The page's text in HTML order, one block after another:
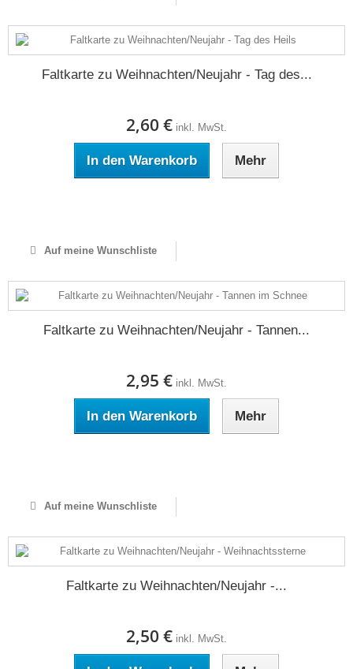
Faltkarte zu Weihnachten/Neujahr - Tag des...
2,60 € inkl. MwSt.
In den Warenkorb Mehr
Auf meine Wunschliste
Faltkarte zu Weihnachten/Neujahr - Tannen...
2,95 € inkl. MwSt.
In den Warenkorb Mehr
Auf meine Wunschliste
Faltkarte zu Weihnachten/Neujahr -...
2,50 € inkl. MwSt.